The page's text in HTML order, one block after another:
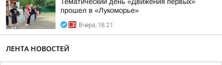
прошел в «Лукоморье»
Вчера, 18:21
ЛЕНТА НОВОСТЕЙ